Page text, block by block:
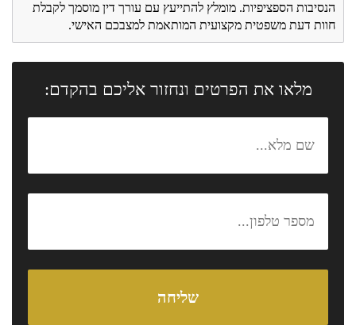
הנסיבות הספציפיות. מומלץ להתייעץ עם עורך דין מוסמך לקבלת
חוות דעת משפטית מקצועית המותאמת למצבכם האישי.
מלאו את הפרטים ונחזור אליכם בהקדם: